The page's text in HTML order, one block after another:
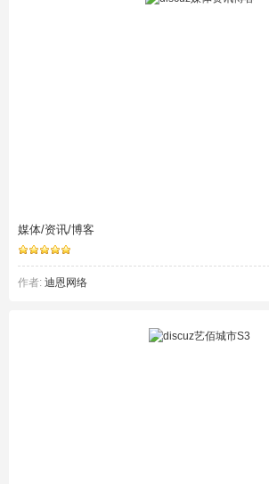
媒体/资讯/博客
作者: 迪恩网络